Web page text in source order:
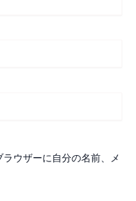
ウザーに自分の名前、メ